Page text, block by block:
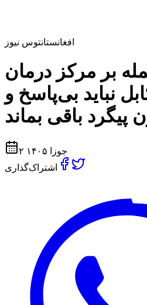
افغانستانتوس نیوز
بر مرکز درمان
نباید بی‌پاسخ و
۲ جوزا ۱۴۰۵
اشتراک‌گذاری